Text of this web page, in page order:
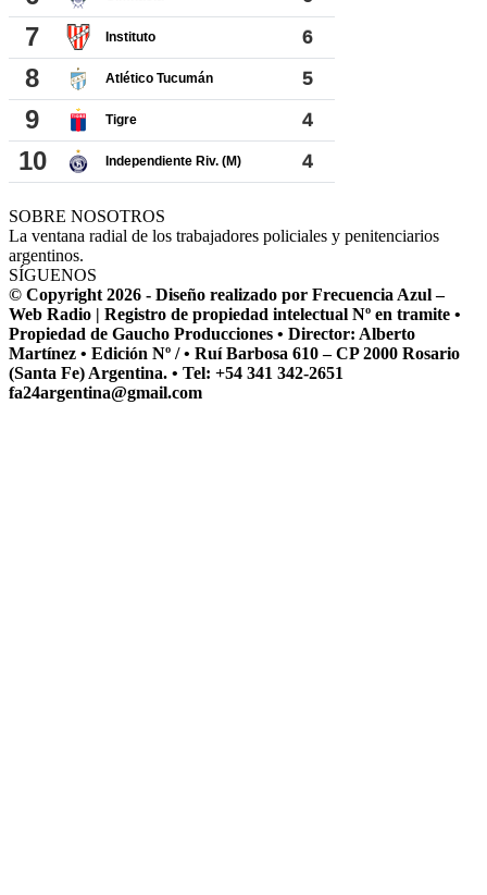
SOBRE NOSOTROS
La ventana radial de los trabajadores policiales y penitenciarios
argentinos.
SÍGUENOS
© Copyright 2026 - Diseño realizado por Frecuencia Azul –
Web Radio | Registro de propiedad intelectual Nº en tramite •
Propiedad de Gaucho Producciones • Director: Alberto
Martínez • Edición Nº / • Ruí Barbosa 610 – CP 2000 Rosario
(Santa Fe) Argentina. • Tel: +54 341 342-2651
fa24argentina@gmail.com